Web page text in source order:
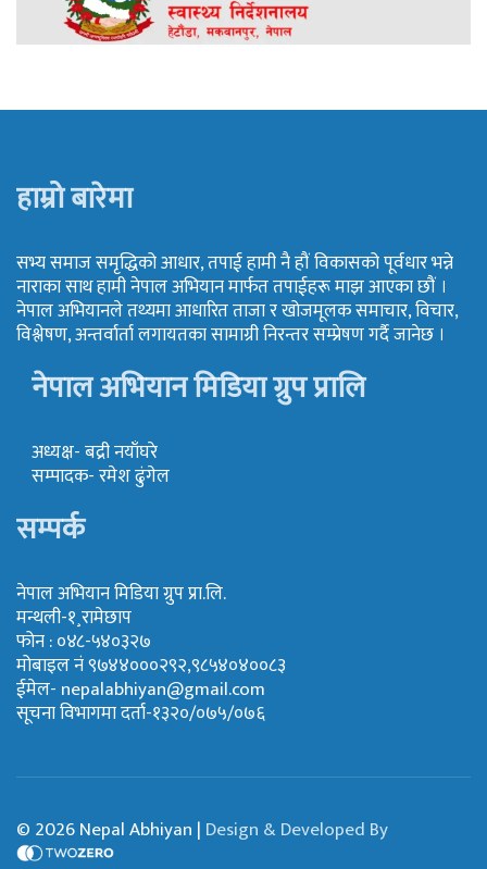
हाम्रो बारेमा
सभ्य समाज समृद्धिको आधार, तपाई हामी नै हौं विकासको पूर्वधार भन्ने
नाराका साथ हामी नेपाल अभियान मार्फत तपाईहरू माझ आएका छौं ।
नेपाल अभियानले तथ्यमा आधारित ताजा र खोजमूलक समाचार, विचार,
विश्लेषण, अन्तर्वार्ता लगायतका सामाग्री निरन्तर सम्प्रेषण गर्दै जानेछ ।
नेपाल अभियान मिडिया ग्रुप प्रालि
अध्यक्ष- बद्री नयाँघरे
सम्पादक- रमेश ढुंगेल
सम्पर्क
नेपाल अभियान मिडिया ग्रुप प्रा.लि.
मन्थली-१¸रामेछाप
फोन : ०४८-५४०३२७
मोबाइल नं ९७४४०००२९२,९८५४०४००८३
ईमेल- nepalabhiyan@gmail.com
सूचना विभागमा दर्ता-१३२०/०७५/०७६
© 2026 Nepal Abhiyan | Design & Developed By